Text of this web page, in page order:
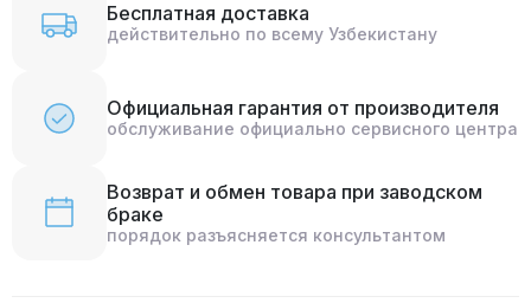
Бесплатная доставка
действительно по всему Узбекистану
Официальная гарантия от производителя
обслуживание официально сервисного центра
Возврат и обмен товара при заводском
браке
порядок разъясняется консультантом